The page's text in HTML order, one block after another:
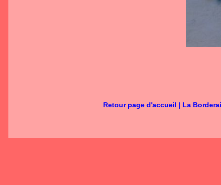
Retour page d'accueil | La